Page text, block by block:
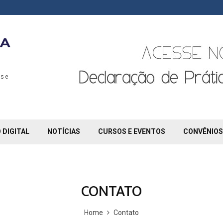
e
DIGITAL NOTÍCIAS CURSOS E EVENTOS CONVÊNIOS
CONTATO
Home Contato